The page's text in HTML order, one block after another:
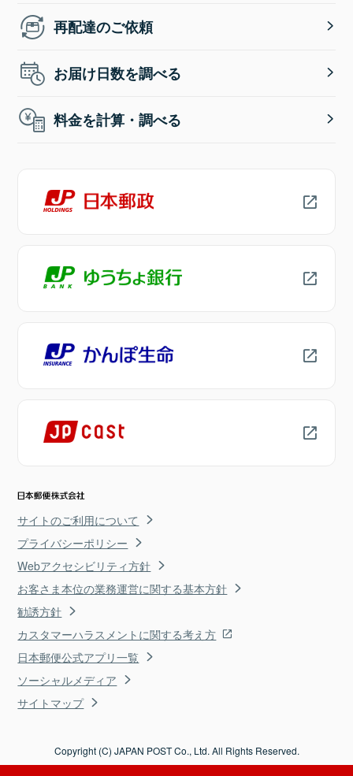
再配達のご依頼
お届け日数を調べる
料金を計算・調べる
サイトのご利用について
プライバシーポリシー
Webアクセシビリティ方針
お客さま本位の業務運営に関する基本方針
勧誘方針
カスタマーハラスメントに関する考え方
日本郵便公式アプリ一覧
ソーシャルメディア
サイトマップ
Copyright (C) JAPAN POST Co., Ltd. All Rights Reserved.